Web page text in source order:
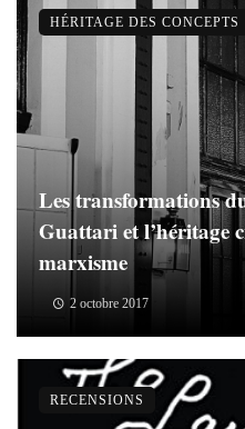
Les transformations
Guattari et l’héritage
marxisme
2 octobre 2017
HÉRITAGE DES CONCEPTS
RECENSIONS